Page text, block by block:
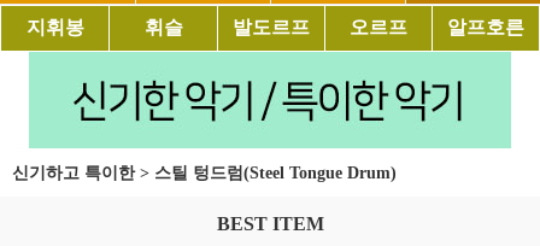
지휘봉 휘슬 발도르프 오르프 알프호른
신기하고 특이한> 스틸 텅드럼(Steel Tongue Drum)
BEST ITEM